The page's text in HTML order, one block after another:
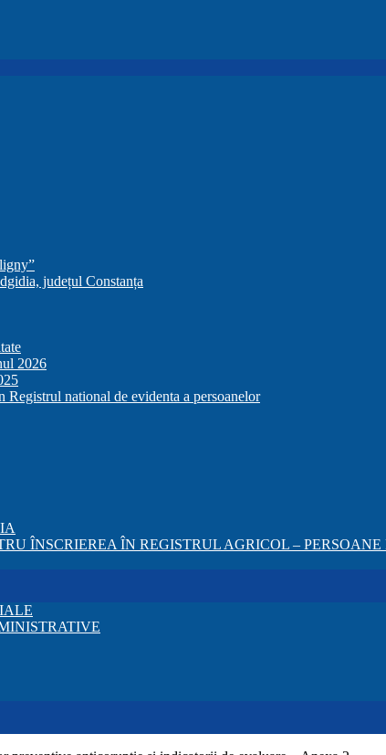
județul Constanța
2026
national de evidenta a persoanelor
ÎNSCRIEREA ÎN REGISTRUL AGRICOL – PERSOANE